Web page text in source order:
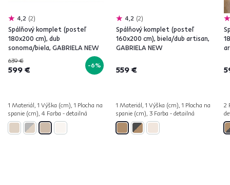
4,2 2
Spálňový komplet (posteľ
180x200 cm), dub
sonoma/biela, GABRIELA NEW
639 €
599 € -6%
1 Materiál, 1 Výška (cm), 1 Plocha na
spanie (cm), 4 Farba - detailná
4,2 2
Spálňový komplet (posteľ
160x200 cm), biela/dub artisan,
GABRIELA NEW
559 €
1 Materiál, 1 Výška (cm), 1 Plocha na
spanie (cm), 3 Farba - detailná
2